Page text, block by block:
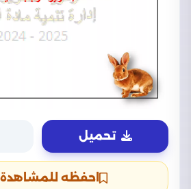
تحميل
احفظه للمشاهدة